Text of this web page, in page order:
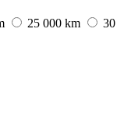
25 000 km
30